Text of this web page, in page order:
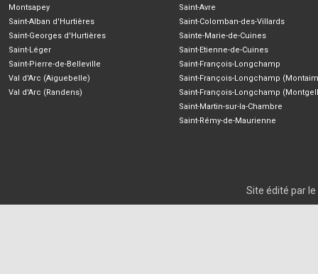
Montsapey
Saint-Alban d'Hurtières
Saint-Georges d'Hurtières
Saint-Léger
Saint-Pierre-de-Belleville
Val d'Arc (Aiguebelle)
Val d'Arc (Randens)
Saint-Avre
Saint-Colomban-des-Villards
Sainte-Marie-de-Cuines
Saint-Etienne-de-Cuines
Saint-François-Longchamp
Saint-François-Longchamp
Saint-François-Longchamp
Saint-Martin-sur-la-Chambre
Saint-Rémy-de-Maurienne
Site édité par